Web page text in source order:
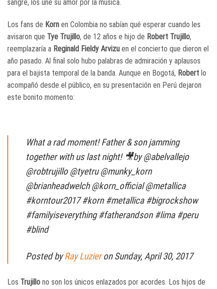
sangre, los une su amor por la música.
Los fans de Korn en Colombia no sabían qué esperar cuando les
avisaron que Tye Trujillo, de 12 años e hijo de Robert Trujillo,
reemplazaría a Reginald Fieldy Arvizu en el concierto que dieron el
año pasado. Al final solo hubo palabras de admiración y aplausos
para el bajista temporal de la banda. Aunque en Bogotá, Robert lo
acompañó desde el público, en su presentación en Perú dejaron
este bonito momento:
What a rad moment! Father & son jamming
together with us last night! 🎥by @abelvallejo
@robtrujillo @tyetru @munky_korn
@brianheadwelch @korn_official @metallica
#korntour2017 #korn #metallica #bigrockshow
#familyiseverything #fatherandson #lima #peru
#blind
Posted byRay Luzieron Sunday, April 30, 2017
Los Trujillo no son los únicos enlazados por acordes. Los hijos de